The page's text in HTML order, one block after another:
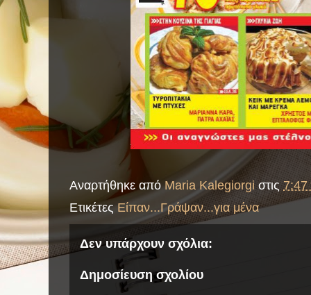
Αναρτήθηκε απόMaria Kalegiorgi στις
ΕτικέτεςΕίπαν...Γράψαν...για μένα
Δεν υπάρχουν σχόλια:
Δημοσίευση σχολίου